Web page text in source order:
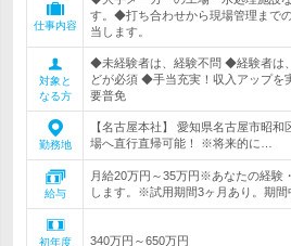
仕事内容
す。◆打ち合わせから現場管理まで
当します。
対象と
なる方
◆未経験者は、経験不問 ◆経験者は
どが必須 ◆手当充実！収入アップを
要普免
勤務地
【名古屋本社】 愛知県名古屋市昭
場へ直行直帰可能！ ※将来的に…
給与
月給20万円～35万円※あなたの経験
します。※試用期間3ヶ月あり。期間
初年度
340万円～650万円